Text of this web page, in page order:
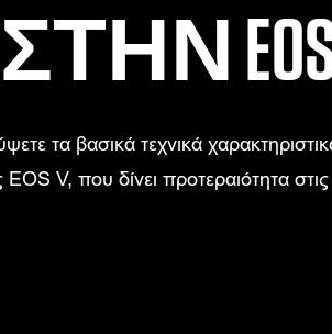
EOS
τα βασικά τεχνικά
V, που δίνει προτεραιότητα στις